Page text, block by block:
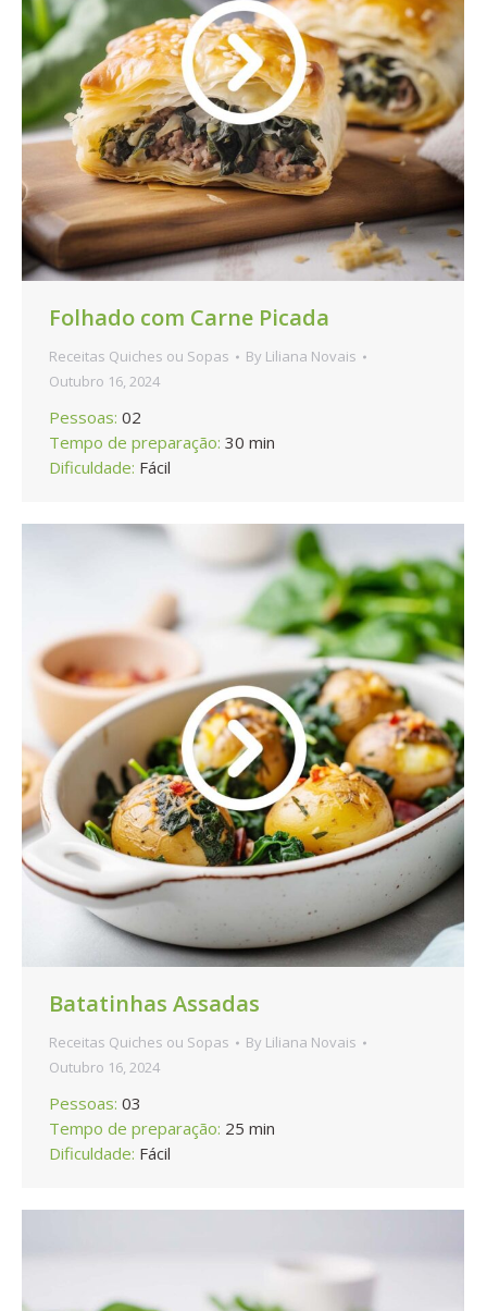
Folhado com Carne Picada
Receitas Quiches ou Sopas By Liliana Novais
Outubro 16, 2024
Pessoas: 02
Tempo de preparação: 30 min
Dificuldade: Fácil
Batatinhas Assadas
Receitas Quiches ou Sopas By Liliana Novais
Outubro 16, 2024
Pessoas: 03
Tempo de preparação: 25 min
Dificuldade: Fácil